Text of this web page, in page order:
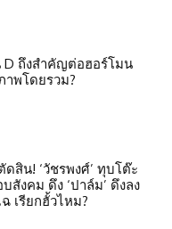
ถึงสำคัญต่อฮอร์โมน
าพโดยรวม?
ดสิน! ‘วัชรพงศ์’ ทุบโต๊ะ
สังคม ดึง ‘ปาล์ม’ ดึงลง
เรียกฮั้วไหม?